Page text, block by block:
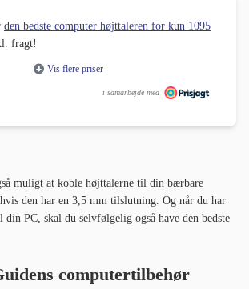
den bedste computer højttaleren for kun 1095
fragt!
Vis flere priser
i samarbejde med
muligt at koble højttalerne til din bærbare
den har en 3,5 mm tilslutning. Og når du har
din PC, skal du selvfølgelig også have den bedste
computertilbehør